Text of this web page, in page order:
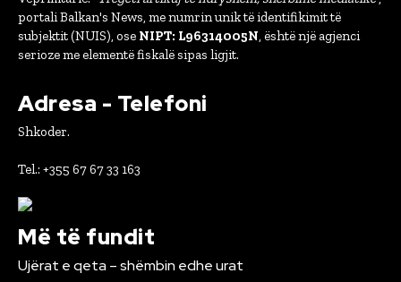
portali Balkan's News, me numrin unik të identifikimit të
subjektit (NUIS), ose NIPT: L96314005N, është një agjenci
serioze me elementë fiskalë sipas ligjit.
Adresa - Telefoni
Shkoder.
Tel.: +355 67 67 33 163
Më të fundit
Ujërat e qeta – shëmbin edhe urat